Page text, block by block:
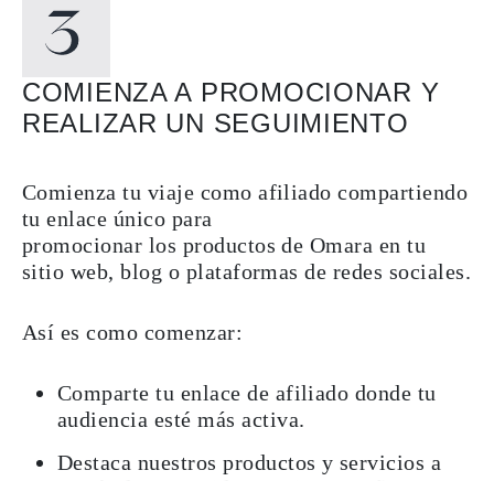
COMIENZA A PROMOCIONAR Y
REALIZAR UN SEGUIMIENTO
Comienza tu viaje como afiliado compartiendo
tu enlace único para
promocionar los productos de Omara en tu
sitio web, blog o plataformas de redes sociales.
Así es como comenzar:
Comparte tu enlace de afiliado donde tu
audiencia esté más activa.
Destaca nuestros productos y servicios a